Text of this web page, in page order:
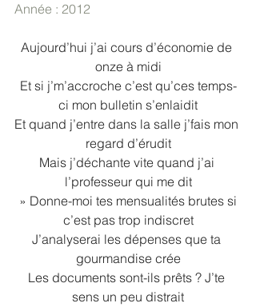
Année : 2012
Aujourd’hui j’ai cours d’économie de
onze à midi
Et si j’m’accroche c’est qu’ces temps-
ci mon bulletin s’enlaidit
Et quand j’entre dans la salle j’fais mon
regard d’érudit
Mais j’déchante vite quand j’ai
l’professeur qui me dit
» Donne-moi tes mensualités brutes si
c’est pas trop indiscret
J’analyserai les dépenses que ta
gourmandise crée
Les documents sont-ils prêts ? J’te
sens un peu distrait